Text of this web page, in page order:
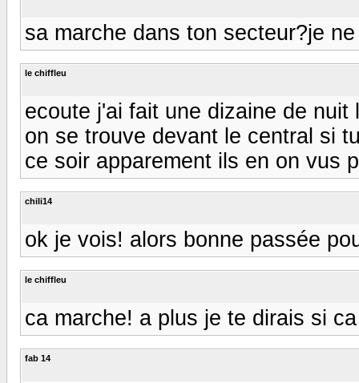
sa marche dans ton secteur?je
le chiffleu
ecoute j'ai fait une dizaine de
on se trouve devant le central si
ce soir apparement ils en on vus
chili14
ok je vois! alors bonne passée
le chiffleu
ca marche! a plus je te dirais si
fab 14